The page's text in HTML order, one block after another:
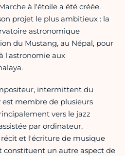
à l'étoile a été créée.
projet le plus ambitieux : la
astronomique
du Mustang, au Népal, pour
l'astronomie aux
intermittent du
est membre de plusieurs
vers le jazz
par ordinateur,
et l'écriture de musique
constituent un autre aspect de